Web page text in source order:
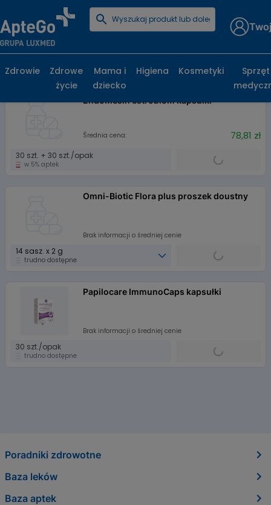
3 produkty
EndoMesin estrobiom kapsułki
Średnia cena: 78,81 zł
30 szt. + 30 szt./opak
w 5% aptek
Omni-Biotic Flora plus proszek doustny
Brak informacji o średniej cenie
14 sasz. x 2 g
trudno dostępne
Papilocare ImmunoCaps kapsułki
Brak informacji o średniej cenie
30 szt./opak
trudno dostępne
Zdrowie
Zdrowe
życie
Mama i
dziecko
Higiena Kosmetyki
Sprzęt
Poradniki zdrowotne
Baza leków
Baza aptek